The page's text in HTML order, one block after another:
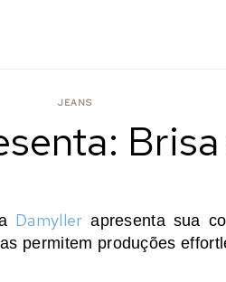
JEANS
Damyller apresenta sua
permitem produções